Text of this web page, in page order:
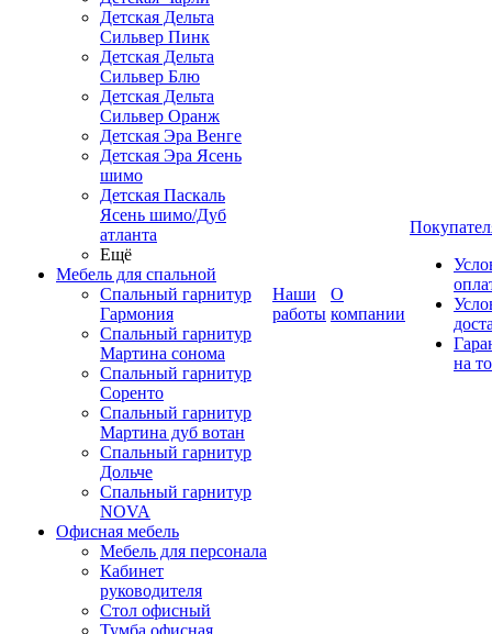
Детская Дельта
Сильвер Пинк
Детская Дельта
Сильвер Блю
Детская Дельта
Сильвер Оранж
Детская Эра Венге
Детская Эра Ясень
шимо
Детская Паскаль
Ясень шимо/Дуб
атланта
Ещё
Мебель для спальной
Спальный гарнитур
Гармония
Спальный гарнитур
Мартина сонома
Спальный гарнитур
Соренто
Спальный гарнитур
Мартина дуб вотан
Спальный гарнитур
Дольче
Спальный гарнитур
NOVA
Офисная мебель
Мебель для персонала
Кабинет
руководителя
Стол офисный
Тумба офисная
Наши
работы
О
компании
на